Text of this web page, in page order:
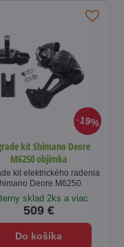
19%
kit Shimano Deore
M6250 objímka
kit elektrického radenia
Deore M6250.
sklad 2ks a viac
509 €
Do košíka